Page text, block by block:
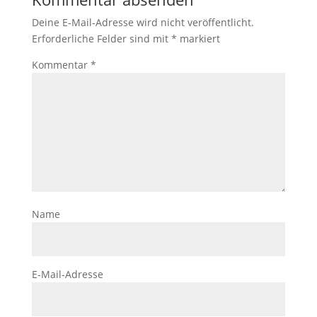
Deine E-Mail-Adresse wird nicht veröffentlicht.
Erforderliche Felder sind mit * markiert
Kommentar *
Name
E-Mail-Adresse